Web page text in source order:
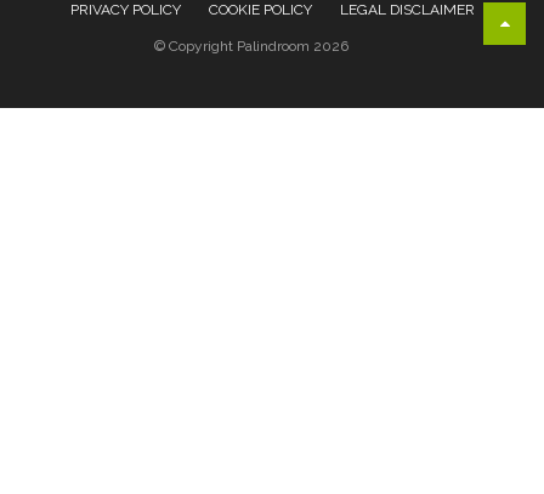
PRIVACY POLICY COOKIE POLICY LEGAL DISCLAIMER
© Copyright Palindroom 2026